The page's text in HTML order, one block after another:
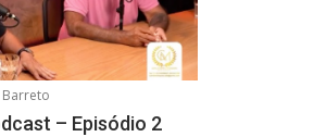
– Episódio 2